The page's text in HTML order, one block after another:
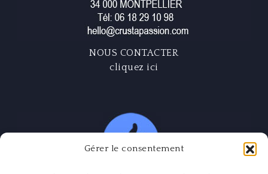
Gérer le consentement
NOUS CONTACTER
cliquez ici